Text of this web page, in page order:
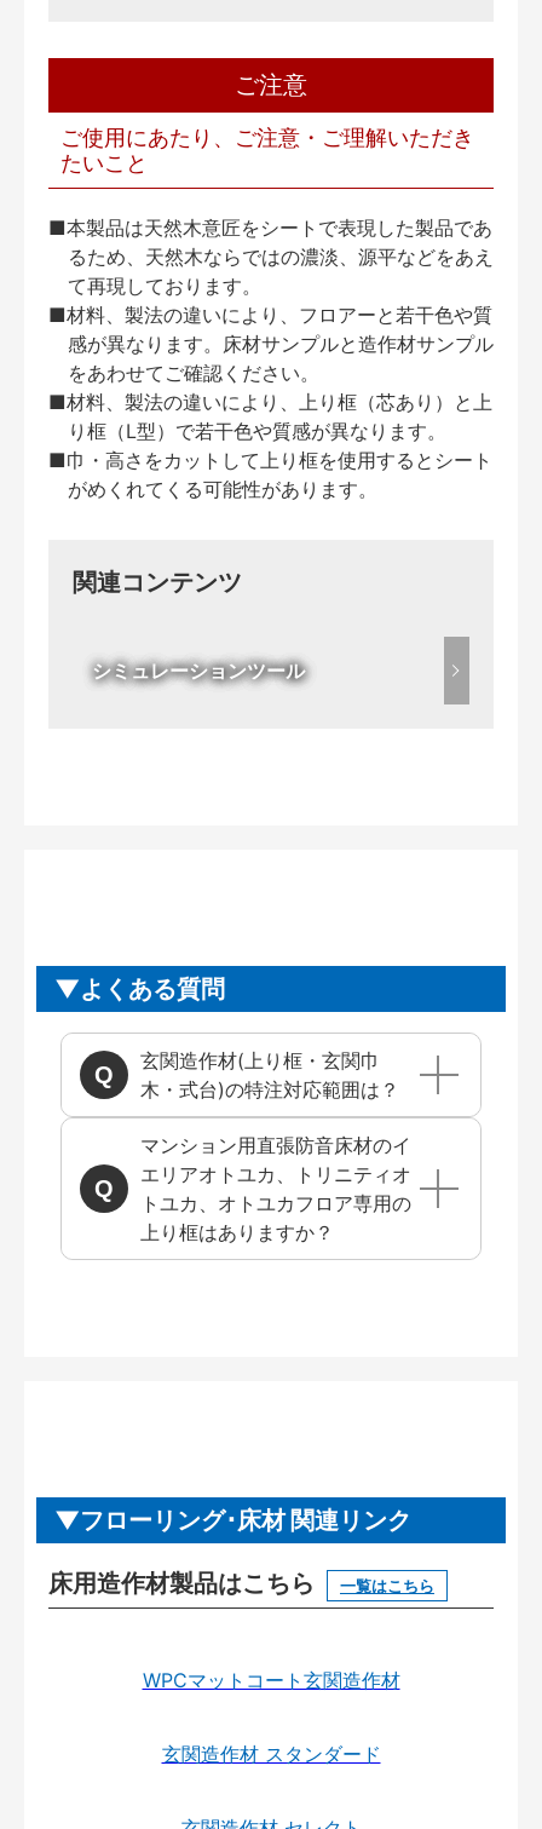
ご注意
ご使用にあたり、ご注意・ご理解いただき
たいこと
■本製品は天然木意匠をシートで表現した製品であ
るため、天然木ならではの濃淡、源平などをあえ
て再現しております。
■材料、製法の違いにより、フロアーと若干色や質
感が異なります。床材サンプルと造作材サンプル
をあわせてご確認ください。
■材料、製法の違いにより、上り框（芯あり）と上
り框（L型）で若干色や質感が異なります。
■巾・高さをカットして上り框を使用するとシート
がめくれてくる可能性があります。
関連コンテンツ
シミュレーションツール
よくある質問
玄関造作材(上り框・玄関巾
木・式台)の特注対応範囲は？
マンション用直張防音床材のイ
エリアオトユカ、トリニティオ
トユカ、オトユカフロア専用の
上り框はありますか？
フローリング･床材 関連リンク
床用造作材製品はこちら 一覧はこちら
WPCマットコート玄関造作材
玄関造作材 スタンダード